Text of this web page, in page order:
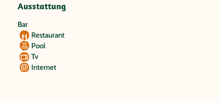
Ausstattung
Bar
Restaurant
Pool
Tv
Internet